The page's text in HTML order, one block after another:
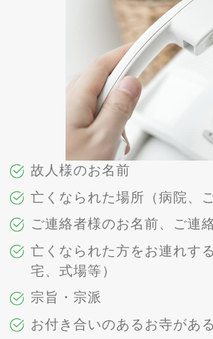
故人様のお名前
亡くなられた場所（病院、
ご連絡者様のお名前、ご連
亡くなられた方をお連れす
宅、式場等）
宗旨・宗派
お付き合いのあるお寺があ